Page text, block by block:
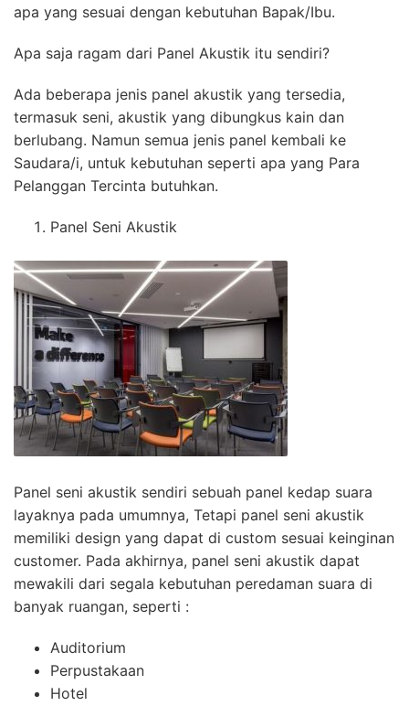
apa yang sesuai dengan kebutuhan Bapak/Ibu.
Apa saja ragam dari Panel Akustik itu sendiri?
Ada beberapa jenis panel akustik yang tersedia,
termasuk seni, akustik yang dibungkus kain dan
berlubang. Namun semua jenis panel kembali ke
Saudara/i, untuk kebutuhan seperti apa yang Para
Pelanggan Tercinta butuhkan.
Panel Seni Akustik
Panel seni akustik sendiri sebuah panel kedap suara
layaknya pada umumnya, Tetapi panel seni akustik
memiliki design yang dapat di custom sesuai keinginan
customer. Pada akhirnya, panel seni akustik dapat
mewakili dari segala kebutuhan peredaman suara di
banyak ruangan, seperti :
Auditorium
Perpustakaan
Hotel